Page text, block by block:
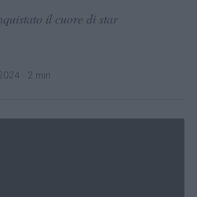
il cuore di star
· 2 min